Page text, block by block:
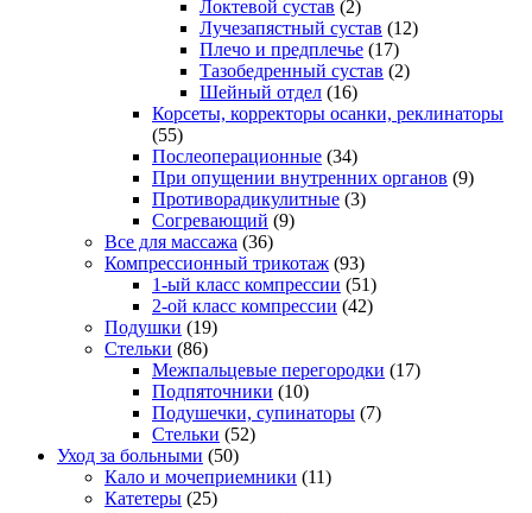
Локтевой сустав (2)
Лучезапястный сустав (12)
Плечо и предплечье (17)
Тазобедренный сустав (2)
Шейный отдел (16)
Корсеты, корректоры осанки, реклинаторы
(55)
Послеоперационные (34)
При опущении внутренних органов (9)
Противорадикулитные (3)
Согревающий (9)
Все для массажа (36)
Компрессионный трикотаж (93)
1-ый класс компрессии (51)
2-ой класс компрессии (42)
Подушки (19)
Стельки (86)
Межпальцевые перегородки (17)
Подпяточники (10)
Подушечки, супинаторы (7)
Стельки (52)
Уход за больными (50)
Кало и мочеприемники (11)
Катетеры (25)